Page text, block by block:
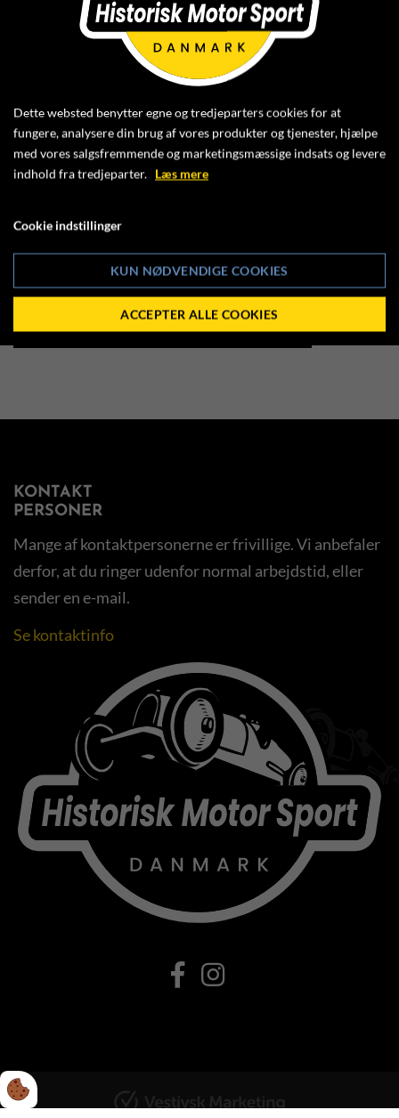
JUNI 2023
køres Danish Masters 2. mesterskabsafdeling for de
historiske klasser og Youngtimer 2.
på
Padborg Park
DK-6330 Padborg
www.padborgpark.dk
LÆS MERE OM ARRANGEMENTET HER
KONTAKT
PERSONER
Mange af kontaktpersonerne er frivillige. Vi anbefaler
derfor, at du ringer udenfor normal arbejdstid, eller
sender en e-mail.
Se kontaktinfo
Dette websted benytter egne og tredjeparters cookies for at
fungere, analysere din brug af vores produkter og tjenester, hjælpe
med vores salgsfremmende og marketingsmæssige indsats og levere
indhold fra tredjeparter. Læs mere
Cookie indstillinger
KUN NØDVENDIGE COOKIES
ACCEPTER ALLE COOKIES